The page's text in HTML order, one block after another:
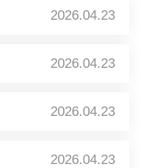
2026.04.23
2026.04.23
2026.04.23
2026.04.23